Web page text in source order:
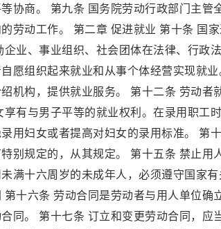
协商。 第九条 国务院劳动行政部门主
劳动工作。 第二章 促进就业 第十条 国
企业、事业组织、社会团体在法律、行政
愿组织起来就业和从事个体经营实现就
机构，提供就业服务。 第十二条 劳动者
享有与男子平等的就业权利。在录用职工
用妇女或者提高对妇女的录用标准。 第
别规定的，从其规定。 第十五条 禁止
满十六周岁的未成年人，必须遵守国家
第十六条 劳动合同是劳动者与用人单位
同。 第十七条 订立和变更劳动合同，